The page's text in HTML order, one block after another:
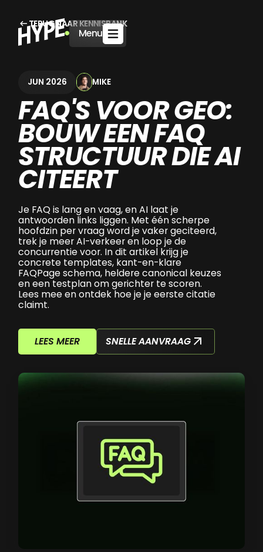
Menu
TERUG NAAR KENNISBANK
JUN 2026 MIKE
FAQ'S VOOR GEO:
BOUW EEN FAQ
STRUCTUUR DIE AI
CITEERT
Je FAQ is lang en vaag, en AI laat je
antwoorden links liggen. Met één scherpe
hoofdzin per vraag word je vaker geciteerd,
trek je meer AI-verkeer en loop je de
concurrentie voor. In dit artikel krijg je
concrete templates, kant-en-klare
FAQPage schema, heldere canonical keuzes
en een testplan om gerichter te scoren.
Lees mee en ontdek hoe je je eerste citatie
claimt.
LEES MEER SNELLE AANVRAAG